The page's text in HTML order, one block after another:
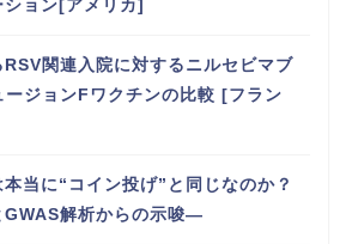
ョン[アメリカ]
関連入院に対するニルセビマブ
ージョンFワクチンの比較 [フラン
当に“コイン投げ”と同じなのか？
解析からの示唆―